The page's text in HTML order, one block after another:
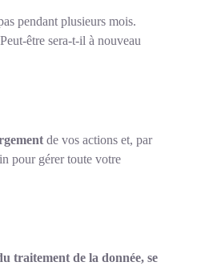
pendant plusieurs mois.
Peut-être sera-t-il à nouveau
de vos actions et, par
pour gérer toute votre
traitement de la donnée, se